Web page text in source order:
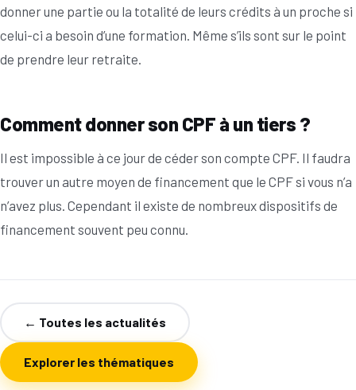
donner une partie ou la totalité de leurs crédits à un proche si
celui-ci a besoin d’une formation. Même s’ils sont sur le point
de prendre leur retraite.
Comment donner son CPF à un tiers ?
Il est impossible à ce jour de céder son compte CPF. Il faudra
trouver un autre moyen de financement que le CPF si vous n’a
n’avez plus. Cependant il existe de nombreux dispositifs de
financement souvent peu connu.
← Toutes les actualités
Explorer les thématiques